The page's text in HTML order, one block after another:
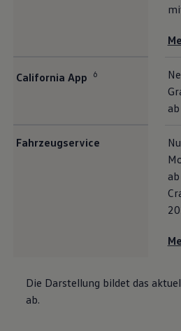
California App 6
Fahrzeugservice
Die Darstellung bildet das
ab.